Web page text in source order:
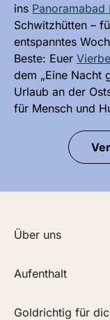
ins Panoramabad
Schwitzhütten –
entspanntes
Beste: Euer
dem „Eine Nacht
Urlaub an der
für Mensch und
Über uns
Aufenthalt
Goldrichtig für